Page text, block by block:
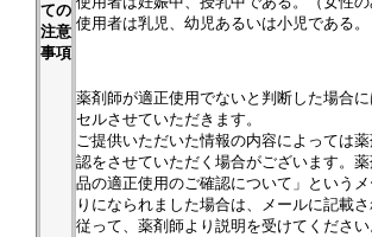
ての
注意
事項
使用者は乳児、幼児あるいは小児である。
薬剤師が適正使用でないと判断した場合
セルさせていただきます。
ご提供いただいた情報の内容によっては
認をさせていただく場合がございます。
品の適正使用のご確認について」という
りになられました場合は、メールに記載
従って、薬剤師より説明を受けてくださ